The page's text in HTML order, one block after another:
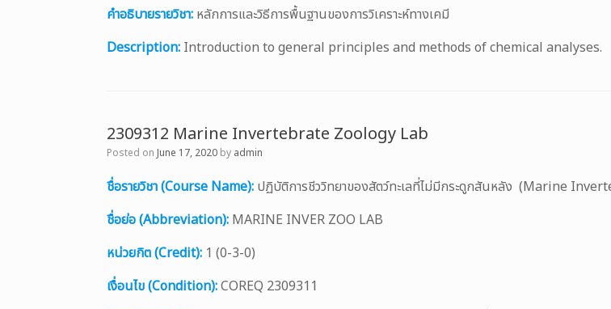
คำอธิบายรายวิชา: หลักการและวิธีการพื้นฐานของการวิเคราะห์ทางเคมี
Description: Introduction to general principles and methods of chemical analyses.
2309312 Marine Invertebrate Zoology Lab
Posted on June 17, 2020 by admin
ชื่อรายวิชา (Course Name): ปฏิบัติการชีววิทยาของสัตว์ทะเลที่ไม่มีกระดูกสันหลัง (Marine
ชื่อย่อ (Abbreviation): MARINE INVER ZOO LAB
หน่วยกิต (Credit): 1 (0-3-0)
เงื่อนไข (Condition):COREQ 2309311